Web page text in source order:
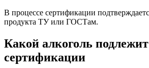
В процессе сертификации
продукта ТУ или ГОСТам.
Какой алкоголь подлежит
сертификации